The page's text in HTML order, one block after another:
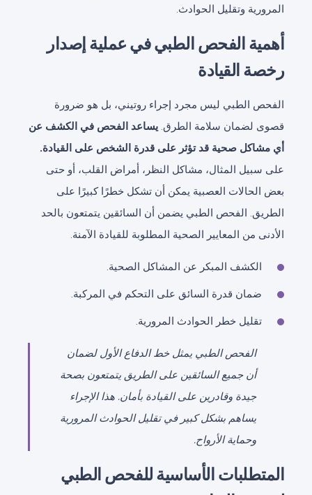
المرورية وتقليل الحوادث.
أهمية الفحص الطبي في عملية إصدار
رخصة القيادة
الفحص الطبي ليس مجرد إجراء روتيني، بل هو ضرورة
قصوى لضمان سلامة الطرق. يساعد الفحص في الكشف عن
أي مشاكل صحية قد تؤثر على قدرة الشخص على القيادة.
على سبيل المثال، مشاكل النظر، أمراض القلب، أو حتى
بعض الحالات العصبية يمكن أن تشكل خطرًا كبيرًا على
الطريق. الفحص الطبي يضمن أن السائقين يتمتعون بالحد
الأدنى من المعايير الصحية المطلوبة للقيادة الآمنة.
الكشف المبكر عن المشاكل الصحية.
ضمان قدرة السائق على التحكم في المركبة.
تقليل خطر الحوادث المرورية.
الفحص الطبي يمثل خط الدفاع الأول لضمان
أن جميع السائقين على الطريق يتمتعون بصحة
جيدة وقادرين على القيادة بأمان. هذا الإجراء
يساهم بشكل كبير في تقليل الحوادث المرورية
وحماية الأرواح.
المتطلبات الأساسية للفحص الطبي